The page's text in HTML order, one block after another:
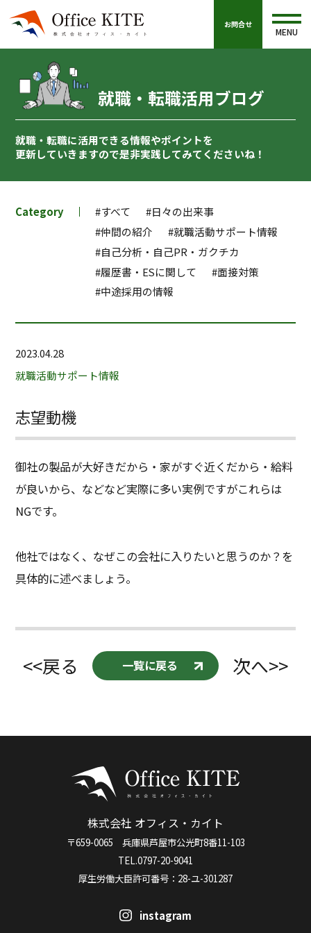
お問合せ
MENU
就職・転職活用ブログ
就職・転職に活用できる情報やポイントを
更新していきますので是非実践してみてくださいね！
Category #すべて
#日々の出来事
#仲間の紹介
#就職活動サポート情報
#自己分析・自己PR・ガクチカ
#履歴書・ESに関して
#面接対策
#中途採用の情報
2023.04.28
就職活動サポート情報
志望動機
御社の製品が大好きだから・家がすぐ近くだから・給料
が良いから、などなど実際に多い実例ですがこれらは
NGです。
他社ではなく、なぜこの会社に入りたいと思うのか？を
具体的に述べましょう。
<<戻る 一覧に戻る 次へ>>
株式会社 オフィス・カイト
〒659-0065 兵庫県芦屋市公光町8番11-103
TEL.0797-20-9041
厚生労働大臣許可番号：28-ユ-301287
instagram